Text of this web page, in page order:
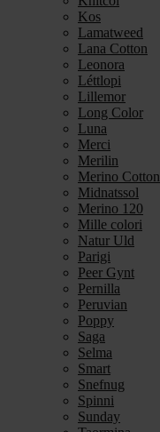
Kos
Lamatweed
Lana Cotton
Leonora
Léttlopi
Lillemor
Long Color
Luna
Merci
Merilin
Merino Cotton
Midnatssol
Merino 120
Mille colori
Natur Uld
Parigi
Peer Gynt
Pernilla
Peruvian
Poppy
Saga
Selma
Smart
Snefnug
Spinni
Sunday